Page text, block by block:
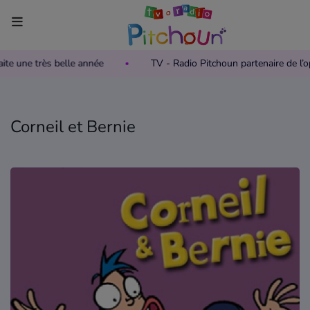
une très belle année TV - Radio Pitchoun partenaire de
Accueil
Replay TV Pitchoun
Où regarder TV Pitchoun ?
Grille des programmes Radio
Podcasts
Corneil et Bernie